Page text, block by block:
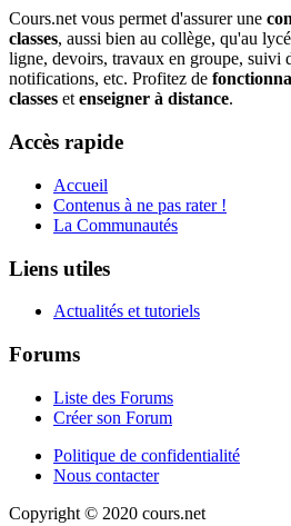
Cours.net vous permet d'assurer une
classes, aussi bien au collège, qu'au
ligne, devoirs, travaux en groupe, suivi
notifications, etc. Profitez de
classes etenseigner à distance.
Accès rapide
Accueil
Contenus à ne pas rater !
La Communautés
Liens utiles
Actualités et tutoriels
Forums
Liste des Forums
Créer son Forum
Politique de confidentialité
Nous contacter
Copyright © 2020 cours.net